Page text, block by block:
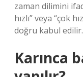
zaman dilimini
hızlı” veya “çok
doğru kabul edilir.
Karınca